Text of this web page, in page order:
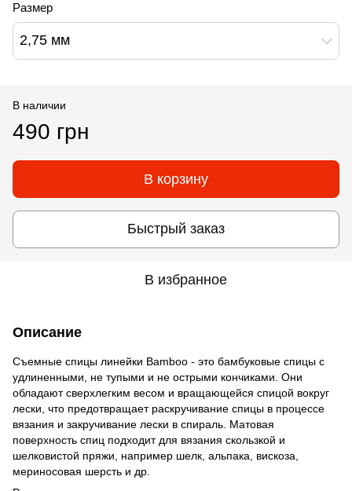
Размер
2,75 мм
В наличии
490 грн
В корзину
Быстрый заказ
В избранное
Описание
Съемные спицы линейки Bamboo - это бамбуковые спицы с
удлиненными, не тупыми и не острыми кончиками. Они
обладают сверхлегким весом и вращающейся спицой вокруг
лески, что предотвращает раскручивание спицы в процессе
вязания и закручивание лески в спираль. Матовая
поверхность спиц подходит для вязания скользкой и
шелковистой пряжи, например шелк, альпака, вискоза,
мериносовая шерсть и др.